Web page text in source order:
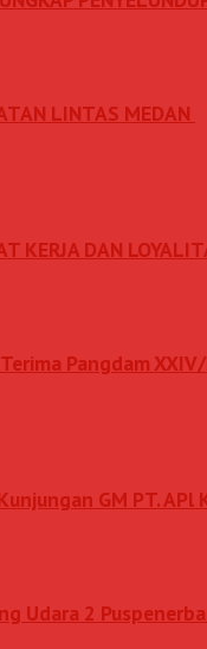
LINTAS MEDAN
KERJA DAN
Pangdam
GM PT. APl
Udara 2